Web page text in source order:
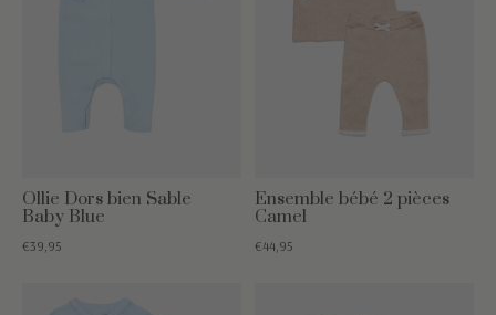
Ollie Dors bien Sable
Baby Blue
€39,95
Ensemble bébé 2 pièces
Camel
€44,95